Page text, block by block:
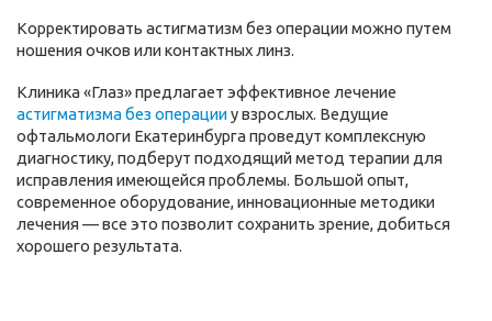
Корректировать астигматизм без операции можно путем
ношения очков или контактных линз.
Клиника «Глаз» предлагает эффективное лечение
астигматизма без операцииу взрослых. Ведущие
офтальмологи Екатеринбурга проведут комплексную
диагностику, подберут подходящий метод терапии для
исправления имеющейся проблемы. Большой опыт,
современное оборудование, инновационные методики
лечения — все это позволит сохранить зрение, добиться
хорошего результата.